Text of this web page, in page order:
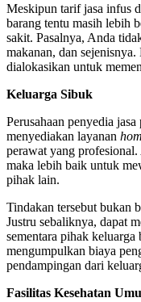
Meskipun tarifjasa infus
barang tentu masih lebih
sakit. Pasalnya, Anda
makanan, dan
dialokasikan untuk
Keluarga Sibuk
Perusahaan penyedia
menyediakan layanan
perawat yang
maka lebih baik untuk
pihak lain.
Tindakan tersebut bukan
Justru sebaliknya, dapat
sementara pihak
mengumpulkan biaya
pendampingan dari
Fasilitas Kesehatan